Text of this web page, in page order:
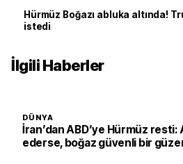
Hürmüz Boğazı abluka altında!
istedi
İlgili Haberler
DÜNYA
İran’dan ABD’ye Hürmüz
ederse, boğaz güvenli bir